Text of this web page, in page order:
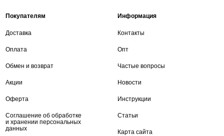
Покупателям
Доставка
Оплата
Обмен и возврат
Акции
Оферта
Соглашение об обработке
и хранении персональных
данных
Информация
Контакты
Опт
Частые вопросы
Новости
Инструкции
Статьи
Карта сайта